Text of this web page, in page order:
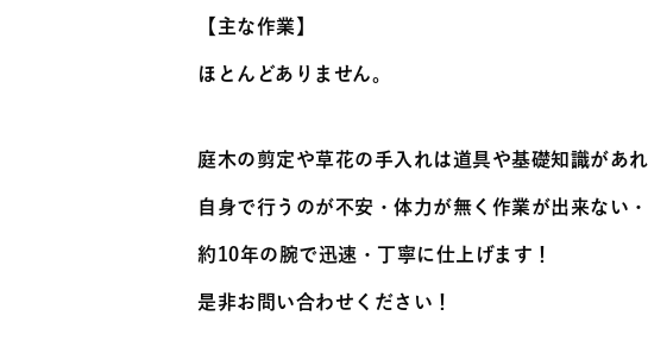
【主な作業】
ほとんどありません。
庭木の剪定や草花の手入れは道具や基礎知識があ
自身で行うのが不安・体力が無く作業が出来ない
約10年の腕で迅速・丁寧に仕上げます！
是非お問い合わせください！